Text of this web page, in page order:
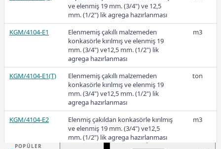
2020
19,54
16,81
ve elenmiş 19 mm. (3/4") ve 12,5
mm. (1/2") lik agrega hazırlanması
KGM/4104-E1
Elenmemiş çakıllı malzemeden
konkasörle kırılmış ve elenmiş 19
mm. (3/4") ve12,5 mm. (1/2") lik
agrega hazırlanması
m3
KGM/4104-E1(T)
Elenmemiş çakıllı malzemeden
konkasörle kırılmış ve elenmiş 19
mm. (3/4") ve12,5 mm. (1/2") lik
agrega hazırlanması
ton
KGM/4104-E2
Elenmiş çakıldan konkasörle kırılmış
ve elenmiş 19 mm. (3/4") ve12,5
mm. (1/2") lik agrega hazırlanması
m3
POPÜLER